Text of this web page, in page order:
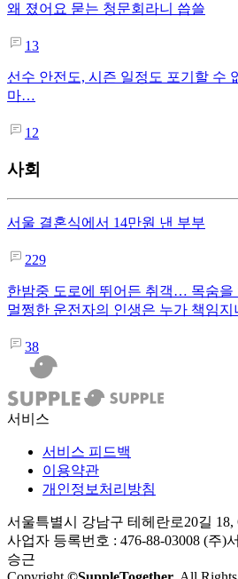
왜 졌어요 묻는 청문회라니 씁쓸
13
선수 안전도, 시즌 일정도 포기할 수
마…
12
사회
서울 결혼식에서 14만원 낸 부부
229
한밤중 도로에 뛰어든 취객… 목숨을
멀쩡한 운전자의 인생은 누가 책임지
38
서비스
서비스 피드백
이용약관
개인정보처리방침
서울특별시 강남구 테헤란로20길
사업자 등록번호 : 476-88-03008 (주)
승근